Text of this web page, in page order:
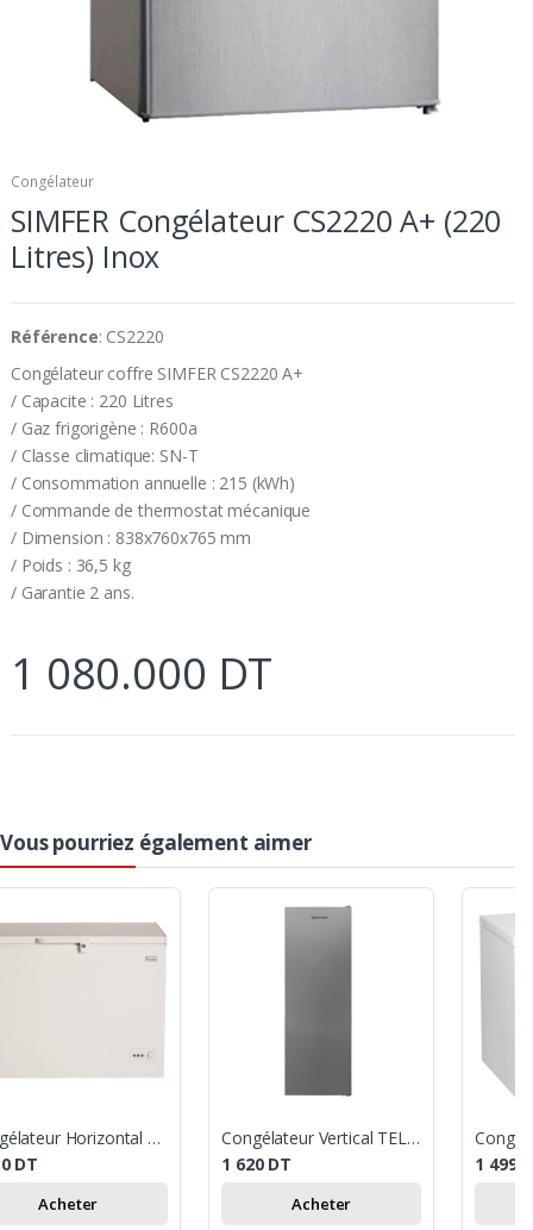
Congélateur
SIMFER Congélateur CS2220 A+ (220
Litres) Inox
Référence: CS2220
Congélateur coffre SIMFER CS2220 A+
/ Capacite : 220 Litres
/ Gaz frigorigène : R600a
/ Classe climatique: SN-T
/ Consommation annuelle : 215 (kWh)
/ Commande de thermostat mécanique
/ Dimension : 838x760x765 mm
/ Poids : 36,5 kg
/ Garantie 2 ans.
1 080.000 DT
Vous pourriez également aimer
Congélateur Horizontal Condor CFH-T39GM05 / 290L
DT
Acheter
Congélateur Vertical TELEFUNKEN FRIG-371I 307 Litres - Inox
1 620 DT
Acheter
1 499